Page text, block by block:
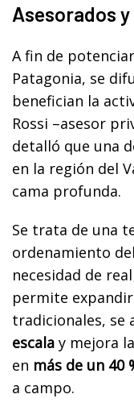
Asesorados
A fin de
Patagonia, se
benefician la
Rossi –asesor
detalló que una
en la región del
cama profunda.
Se trata de una
ordenamiento
necesidad de
permite
tradicionales, se
escala y mejora
en más de un 40
a campo.